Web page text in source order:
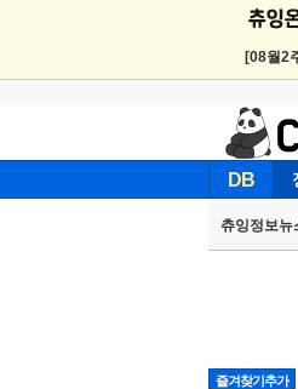
[08월2
DB
츄잉정보뉴
즐겨찾기추가